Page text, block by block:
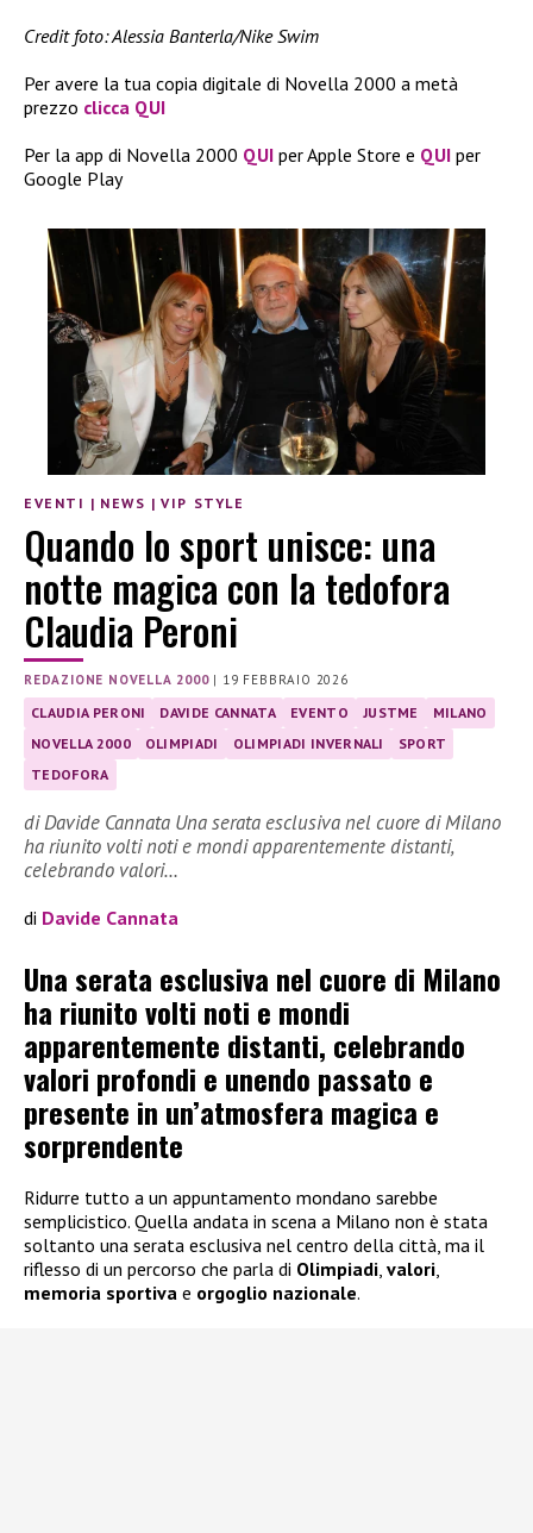
Credit foto: Alessia Banterla/Nike Swim
Per avere la tua copia digitale di Novella 2000 a metà
prezzo clicca QUI
Per la app di Novella 2000 QUI per Apple Store e QUI per
Google Play
EVENTI | NEWS |VIP STYLE
Quando lo sport unisce: una
notte magica con la tedofora
Claudia Peroni
REDAZIONE NOVELLA 2000| 19 FEBBRAIO 2026
CLAUDIA PERONI DAVIDE CANNATA EVENTO JUSTME
MILANO
NOVELLA 2000
OLIMPIADI OLIMPIADI INVERNALI
SPORT
TEDOFORA
di Davide Cannata Una serata esclusiva nel cuore di Milano
ha riunito volti noti e mondi apparentemente distanti,
celebrando valori…
di Davide Cannata
Una serata esclusiva nel cuore di Milano
ha riunito volti noti e mondi
apparentemente distanti, celebrando
valori profondi e unendo passato e
presente in un’atmosfera magica e
sorprendente
Ridurre tutto a un appuntamento mondano sarebbe
semplicistico. Quella andata in scena a Milano non è stata
soltanto una serata esclusiva nel centro della città, ma il
riflesso di un percorso che parla di Olimpiadi valori
memoria sportiva e orgoglio nazionale.